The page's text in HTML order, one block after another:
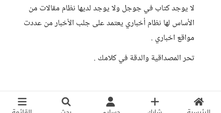
لا يوجد كتاب في جوجل ولا يوجد لديها نظام مقالات من
الأساس لها نظام أخباري يعتمد على جلب الأخبار من عددت
مواقع اخباري .
تحر المصداقية والدقة في كلامك .